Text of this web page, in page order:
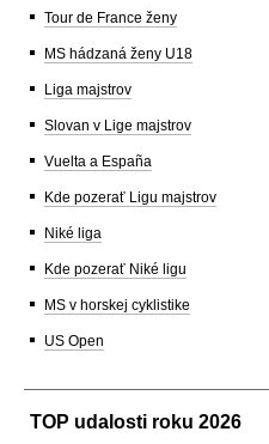
Tour de France ženy
MS hádzaná ženy U18
Liga majstrov
Slovan v Lige majstrov
Vuelta a España
Kde pozerať Ligu majstrov
Niké liga
Kde pozerať Niké ligu
MS v horskej cyklistike
US Open
TOP udalosti roku 2026